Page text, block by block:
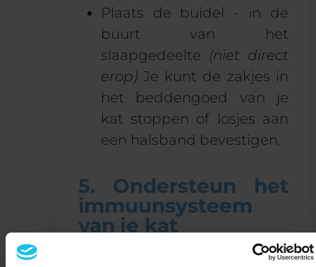
Plaats de buidel - in de
buurt van het
slaapgedeelte (niet direct
erop) Je kunt de zakjes in
het beddengoed van je
kat stoppen of losjes aan
een halsband bevestigen.
5. Ondersteun het
immuunsysteem
van je kat
Een sterk immuunsysteem is